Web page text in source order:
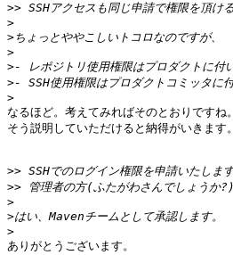
>>
>
>
>
>
>
>
なるほど。考えてみればそのとおりですね。
そう説明していただけると納得がいきます。
>>
>>
>
>
>
ありがとうございます。